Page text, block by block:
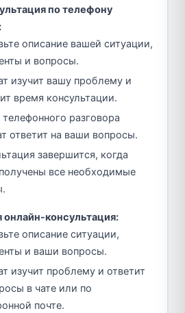
по телефону
описание вашей ситуации,
и вопросы.
изучит вашу проблему и
время консультации.
разговора
ответит на ваши вопросы.
завершится, когда
все необходимые
консультация:
описание ситуации,
и ваши вопросы.
изучит проблему и ответит
в чате или по
почте.